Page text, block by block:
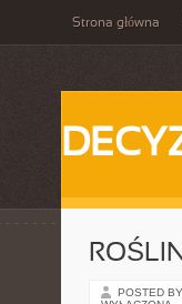
Strona główna
POSTED